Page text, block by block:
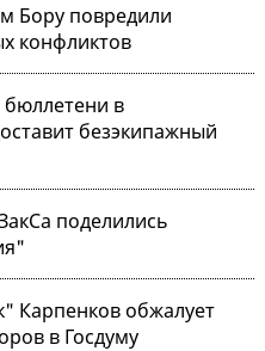
Бору повредили
конфликтов
в
безэкипажный
поделились
Карпенков обжалует
в Госдуму